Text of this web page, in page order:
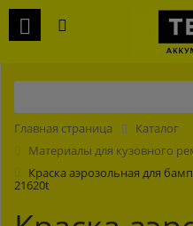
Главная страница
Каталог
Материалы для кузовного
Краска аэрозольная для
21620t